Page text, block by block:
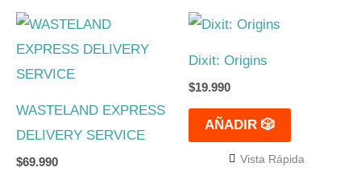
WASTELAND EXPRESS
DELIVERY SERVICE
$69.990
Dixit: Origins
$19.990
AÑADIR 🎲
Vista Rápida